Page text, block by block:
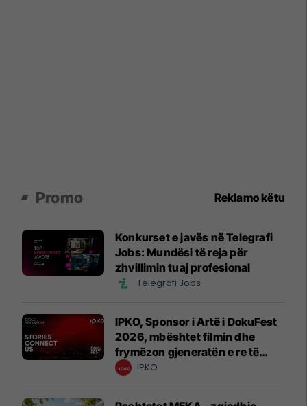
Promo Reklamo këtu
Konkurset e javës në Telegrafi
Jobs: Mundësi të reja për
zhvillimin tuaj profesional
Telegrafi Jobs
IPKO, Sponsor i Artë i DokuFest
2026, mbështet filmin dhe
frymëzon gjeneratën e re të
krijuesve
IPKO